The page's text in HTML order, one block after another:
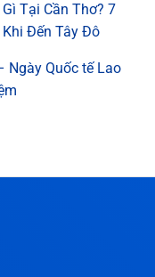
Tại Cần Thơ? 7
Đến Tây Đô
Ngày Quốc tế Lao